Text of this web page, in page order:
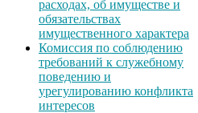
расходах, об имуществе и
обязательствах
имущественного характера
Комиссия по соблюдению
требований к служебному
поведению и
урегулированию конфликта
интересов